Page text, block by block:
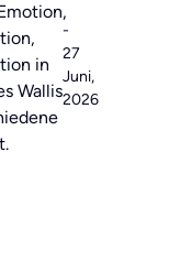
in
Wallis
-
27
Juni,
2026